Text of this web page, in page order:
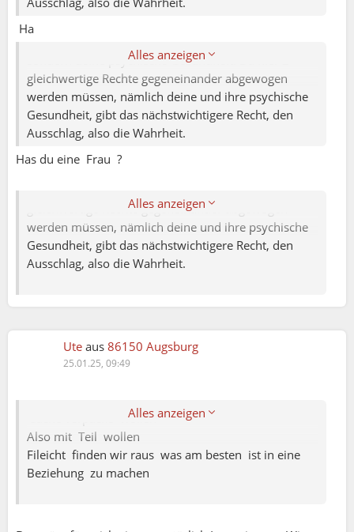
Ha
Alles anzeigen
sondern deine psychische Gesundheit. Da hier 2
gleichwertige Rechte gegeneinander abgewogen
werden müssen, nämlich deine und ihre psychische
Gesundheit, gibt das nächstwichtigere Recht, den
Ausschlag, also die Wahrheit.
Has du eine Frau ?
Alles anzeigen
verletzen jede Woche wo ich spiel
Veranstaltungen habe und mit dise Personen
zusammen sein ?
Jedes mal wenn ich die sehe rege ich mich auf
und abends wieder zu Hölle für mich
gleichwertige Rechte gegeneinander abgewogen
werden müssen, nämlich deine und ihre psychische
Gesundheit, gibt das nächstwichtigere Recht, den
Ausschlag, also die Wahrheit.
Ute aus 86150 Augsburg
25.01.25, 09:49
Alles anzeigen
Schmetterling:
Ich habe eine sehr schöne gute Idee
Machen wir ein Spiel da ras
Sache verpacke wollen
Also mit Teil wollen
Fileicht finden wir raus was am besten ist in eine
Beziehung zu machen